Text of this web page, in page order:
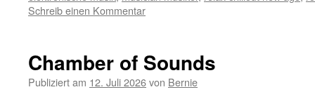
Schreib einen Kommentar
Chamber of Sounds
Publiziert am 12. Juli 2026von Bernie